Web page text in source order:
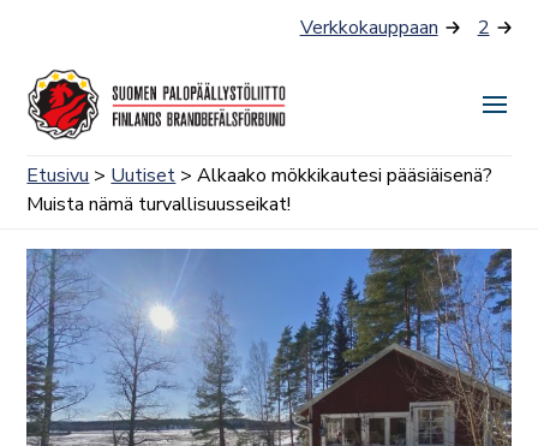
Verkkokauppaan 2
Etusivu > Uutiset > Alkaako mökkikautesi pääsiäisenä?
Muista nämä turvallisuusseikat!